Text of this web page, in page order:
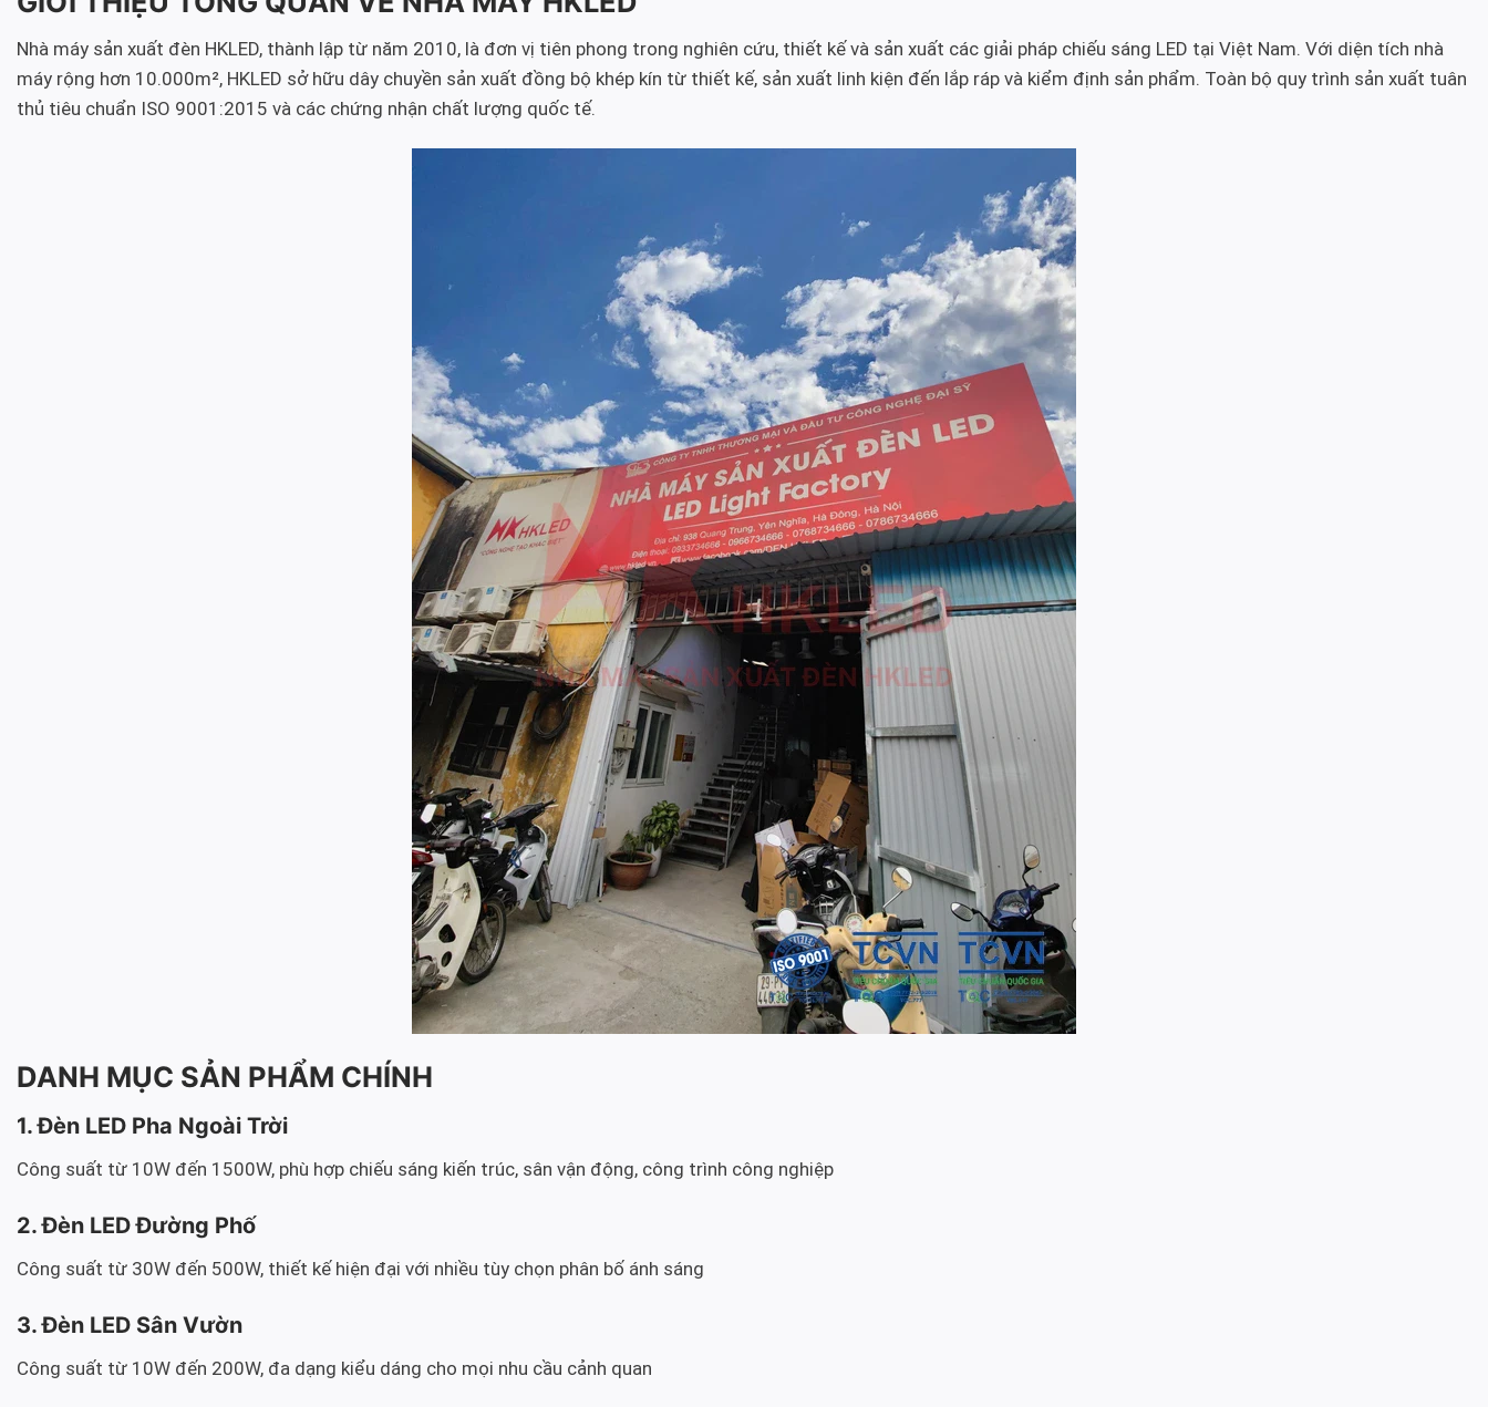
Nhà máy sản xuất đèn HKLED, thành lập từ năm 2010, là đơn vị tiên phong trong nghiên cứu, thiết kế và sản xuất các giải pháp chiếu sáng LED tại Việt Nam. Với diện tích nhà
máy rộng hơn 10.000m², HKLED sở hữu dây chuyền sản xuất đồng bộ khép kín từ thiết kế, sản xuất linh kiện đến lắp ráp và kiểm định sản phẩm. Toàn bộ quy trình sản xuất tuân
thủ tiêu chuẩn ISO 9001:2015 và các chứng nhận chất lượng quốc tế.
DANH MỤC SẢN PHẨM CHÍNH
1. Đèn LED Pha Ngoài Trời
Công suất từ 10W đến 1500W, phù hợp chiếu sáng kiến trúc, sân vận động, công trình công nghiệp
2. Đèn LED Đường Phố
Công suất từ 30W đến 500W, thiết kế hiện đại với nhiều tùy chọn phân bố ánh sáng
3. Đèn LED Sân Vườn
Công suất từ 10W đến 200W, đa dạng kiểu dáng cho mọi nhu cầu cảnh quan